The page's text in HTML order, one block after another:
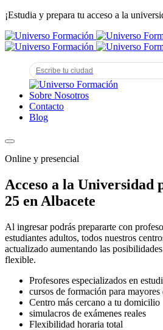
¡Estudia y prepara tu acceso a la
Sobre Nosotros
Contacto
Blog
Online y presencial
Acceso a la Universidad
25 en Albacete
Al ingresar podrás prepararte con
estudiantes adultos, todos nuestros
actualizado aumentando las
flexible.
Profesores especializados en
cursos de formación para mayores
Centro más cercano a tu domicilio
simulacros de exámenes reales
Flexibilidad horaria total